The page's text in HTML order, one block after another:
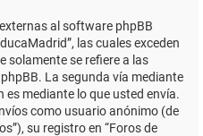
al software phpBB
las cuales exceden
solamente se refiere a las
La segunda vía mediante
mediante lo que usted envía.
como usuario anónimo (de
su registro en “Foros de